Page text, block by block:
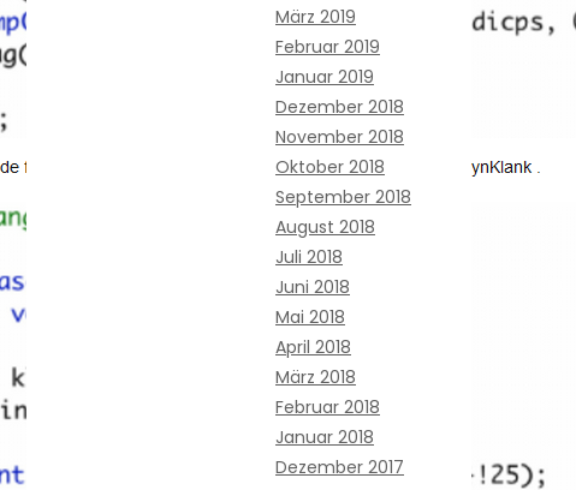
März 2019
Februar 2019
Januar 2019
Dezember 2018
November 2018
Oktober 2018
September 2018
August 2018
Juli 2018
Juni 2018
Mai 2018
April 2018
März 2018
Februar 2018
Januar 2018
Dezember 2017